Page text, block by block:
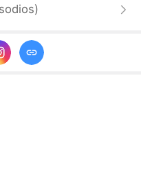
heredera consumida
)